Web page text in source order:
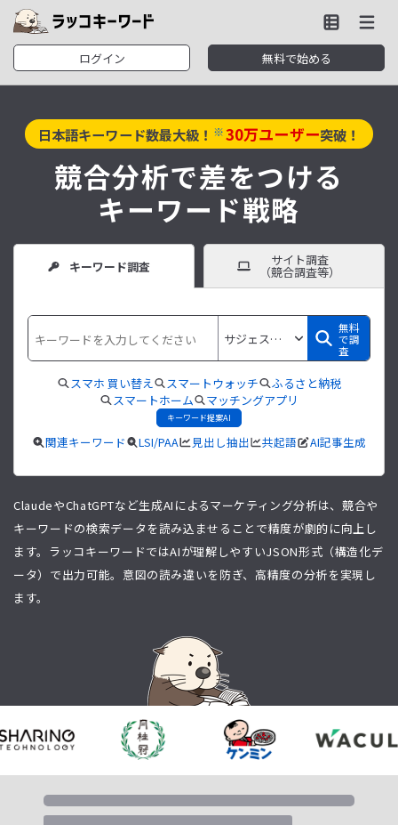
ログイン 無料で始める
日本語キーワード数最大級！ ※30万ユーザー突破！
競合分析で差をつける
キーワード戦略
キーワード調査 サイト調査
（競合調査等）
無料
で調
査
スマホ 買い替え スマートウォッチ
ふるさと納税
スマートホーム
マッチングアプリ
キーワード提案AI
関連キーワード LSI/PAA 見出し抽出 共起語 AI記事生成
ClaudeやChatGPTなど生成AIによるマーケティング分析は、競合や
キーワードの検索データを読み込ませることで精度が劇的に向上し
ます。ラッコキーワードではAIが理解しやすいJSON形式（構造化デ
ータ）で出力可能。意図の読み違いを防ぎ、高精度の分析を実現し
ます。